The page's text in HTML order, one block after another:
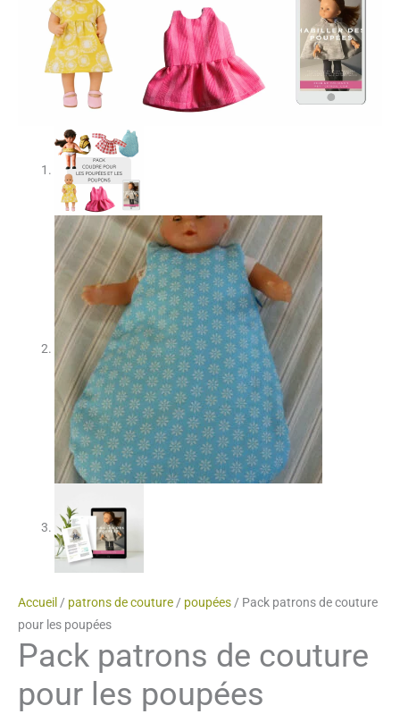
Accueil / patrons de couture / poupées / Pack patrons de couture
pour les poupées
Pack patrons de couture
pour les poupées